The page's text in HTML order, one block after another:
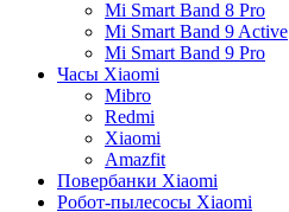
Mi Smart Band 8 Pro
Mi Smart Band 9 Active
Mi Smart Band 9 Pro
Часы Xiaomi
Mibro
Redmi
Xiaomi
Amazfit
Повербанки Xiaomi
Робот-пылесосы Xiaomi